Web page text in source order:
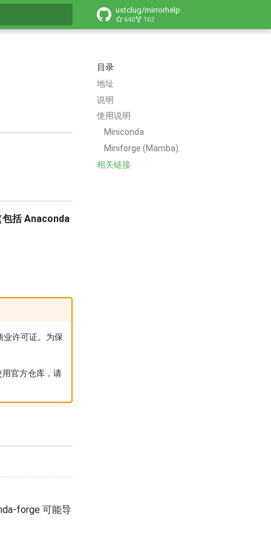
ustclug/mirrorhelp
640 162
目录
地址
说明
使用说明
Miniconda
Miniforge (Mamba)
相关链接
包括 Anaconda
许可证。为保
官方仓库，请
forge 可能导